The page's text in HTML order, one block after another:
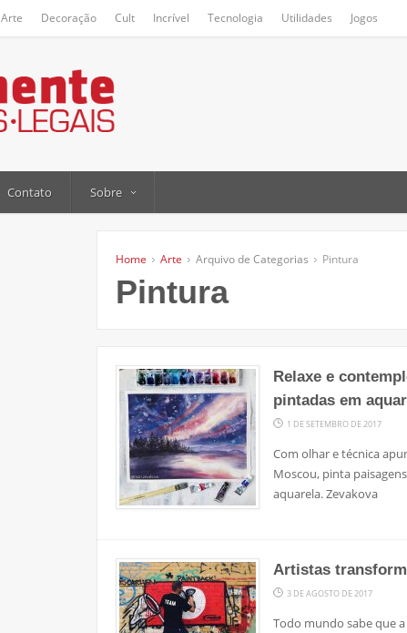
Arte Decoração Cult Incrível Tecnologia Utilidades Jogos
Contato Sobre
Home Arte Arquivo de Categorias Pintura
Pintura
Relaxe e
pintadas em
1 DE SETEMBRO DE 2017
Com olhar e técnica
Moscou, pinta
aquarela. Zevakova
Artistas
3 DE AGOSTO DE 2017
Todo mundo sabe que